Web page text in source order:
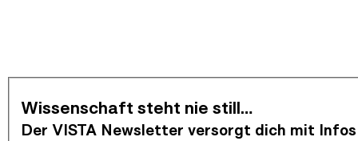
Wissenschaft steht nie still…
Der VISTA Newsletter versorgt dich mit